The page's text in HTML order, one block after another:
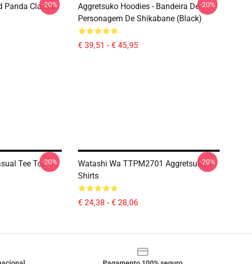
Panda Classic
-20%
Aggretsuko Hoodies - Bandeira De
Personagem De Shikabane (Black)
€ 39,51 - € 45,95
-20%
Tee Top-20%
Watashi Wa TTPM2701 Aggretsuko T-
Shirts
€ 24,38 - € 28,06
-20%